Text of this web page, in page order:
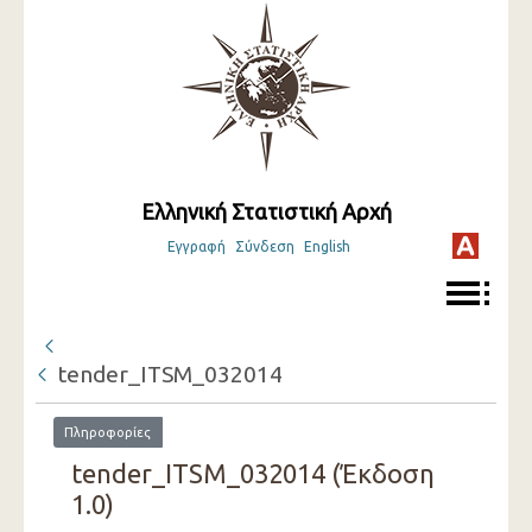
Ελληνική Στατιστική Αρχή
Εγγραφή Σύνδεση English
tender_ITSM_032014
Πληροφορίες
tender_ITSM_032014 (Έκδοση
1.0)